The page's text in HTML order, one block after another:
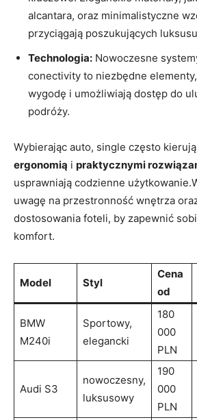
alcantara, oraz minimalistyczne
przyciągają poszukujących
Technologia: Nowoczesne
conectivity to niezbędne
wygodę i​ umożliwiają ⁤dostęp do
podróży.
Wybierając auto,‌ single ‍często
ergonomią i praktycznymi
usprawniają⁢ codzienne
uwagę ‍na przestronność wnętrza
dostosowania foteli, by zapewnić
komfort.
Model Styl
Cena
od
BMW
M240i
Sportowy,
elegancki
180
000
PLN
Audi S3
nowoczesny,
luksusowy
190
000
PLN